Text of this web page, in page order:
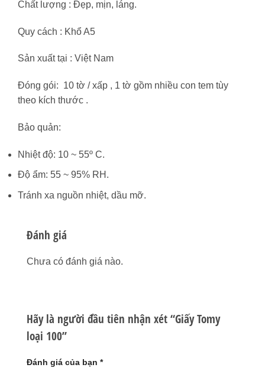
Chất lượng : Đẹp, mịn, láng.
Quy cách : Khổ A5
Sản xuất tại : Việt Nam
Đóng gói: 10 tờ / xấp , 1 tờ gồm nhiều con tem tùy
theo kích thước .
Bảo quản:
Nhiệt độ: 10 ~ 55º C.
Độ ẩm: 55 ~ 95% RH.
Tránh xa nguồn nhiệt, dầu mỡ.
Đánh giá
Chưa có đánh giá nào.
Hãy là người đầu tiên nhận xét “Giấy Tomy
loại 100”
Đánh giá của bạn *